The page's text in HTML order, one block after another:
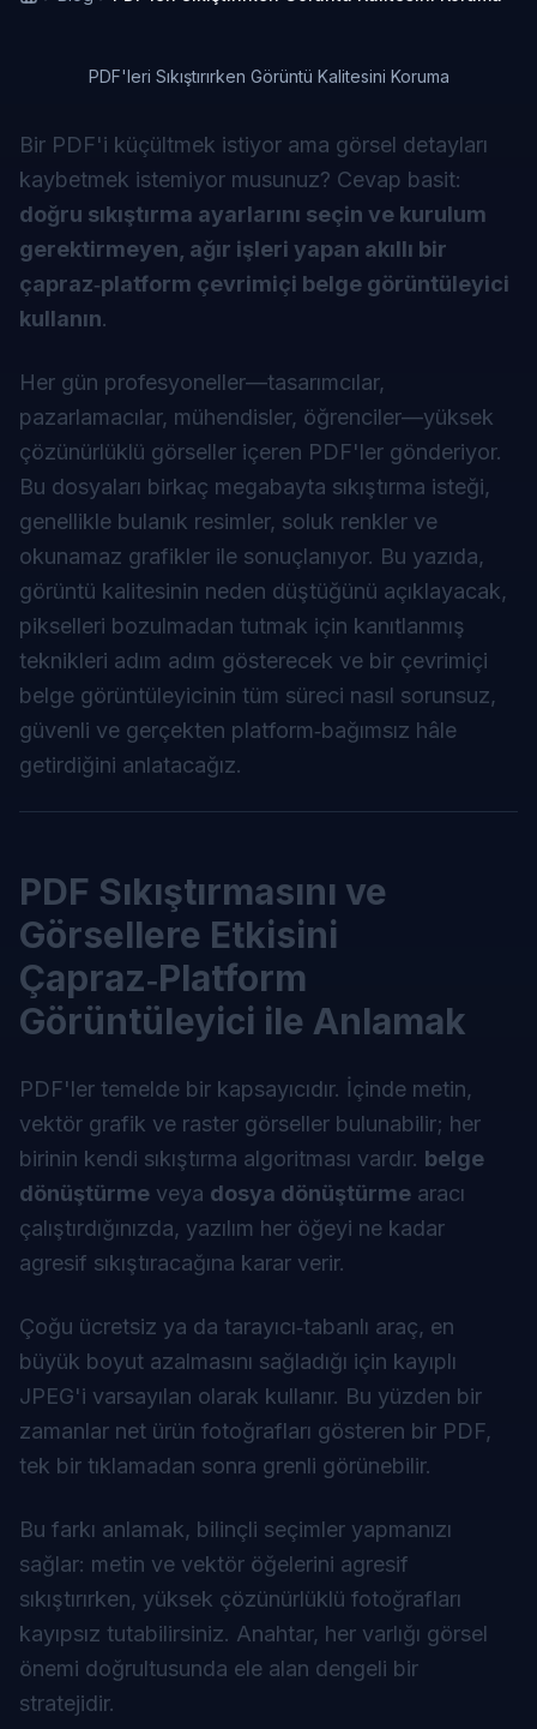
PDF'leri Sıkıştırırken Görüntü Kalitesini Koruma
Bir PDF'i küçültmek istiyor ama görsel detayları
kaybetmek istemiyor musunuz? Cevap basit:
doğru sıkıştırma ayarlarını seçin ve kurulum
gerektirmeyen, ağır işleri yapan akıllı bir
çapraz‑platform çevrimiçi belge görüntüleyici
kullanın.
Her gün profesyoneller—tasarımcılar,
pazarlamacılar, mühendisler, öğrenciler—yüksek
çözünürlüklü görseller içeren PDF'ler gönderiyor.
Bu dosyaları birkaç megabayta sıkıştırma isteği,
genellikle bulanık resimler, soluk renkler ve
okunamaz grafikler ile sonuçlanıyor. Bu yazıda,
görüntü kalitesinin neden düştüğünü açıklayacak,
pikselleri bozulmadan tutmak için kanıtlanmış
teknikleri adım adım gösterecek ve bir çevrimiçi
belge görüntüleyicinin tüm süreci nasıl sorunsuz,
güvenli ve gerçekten platform‑bağımsız hâle
getirdiğini anlatacağız.
PDF Sıkıştırmasını ve
Görsellere Etkisini
Çapraz‑Platform
Görüntüleyici ile Anlamak
PDF'ler temelde bir kapsayıcıdır. İçinde metin,
vektör grafik ve raster görseller bulunabilir; her
birinin kendi sıkıştırma algoritması vardır. belge
dönüştürme veya dosya dönüştürme aracı
çalıştırdığınızda, yazılım her öğeyi ne kadar
agresif sıkıştıracağına karar verir.
Çoğu ücretsiz ya da tarayıcı‑tabanlı araç, en
büyük boyut azalmasını sağladığı için kayıplı
JPEG'i varsayılan olarak kullanır. Bu yüzden bir
zamanlar net ürün fotoğrafları gösteren bir PDF,
tek bir tıklamadan sonra grenli görünebilir.
Bu farkı anlamak, bilinçli seçimler yapmanızı
sağlar: metin ve vektör öğelerini agresif
sıkıştırırken, yüksek çözünürlüklü fotoğrafları
kayıpsız tutabilirsiniz. Anahtar, her varlığı görsel
önemi doğrultusunda ele alan dengeli bir
stratejidir.